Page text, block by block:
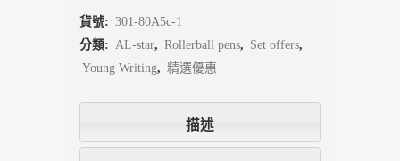
貨號: 301-80A5c-1
分類: AL-star, Rollerball pens, Set offers,
Young Writing, 精選優惠
描述